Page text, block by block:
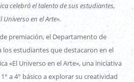
celebró el talento de sus estudiantes,
en el Arte».
premiación, el Departamento de
los estudiantes que destacaron en el
«El Universo en el Arte», una iniciativa
a 4° básico a explorar su creatividad